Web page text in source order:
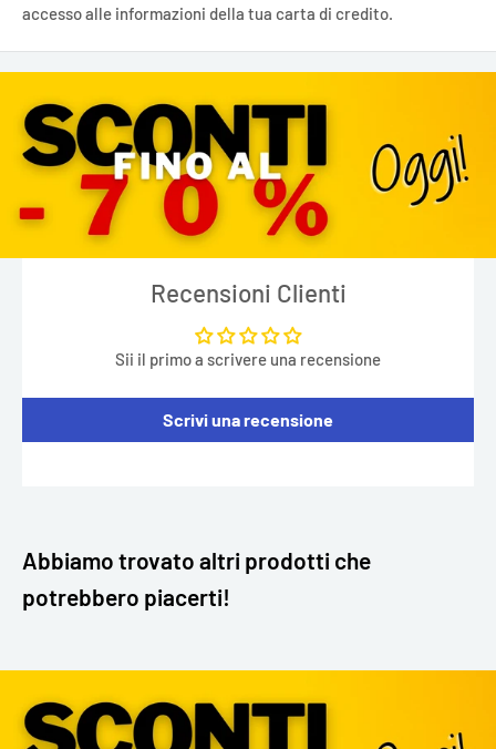
accesso alle informazioni della tua carta di credito.
Recensioni Clienti
Sii il primo a scrivere una recensione
Scrivi una recensione
Abbiamo trovato altri prodotti che
potrebbero piacerti!